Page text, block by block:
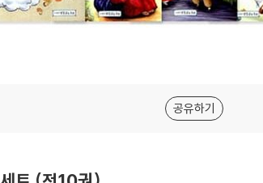
공유하기